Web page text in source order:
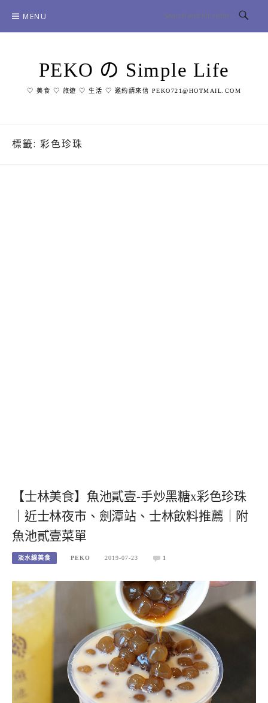
content
MENU
PEKO の Simple Life
♡ 美食 ♡ 旅遊 ♡ 生活 ♡ 邀約請來信 PEKO721@HOTMAIL.COM
標籤: 彩色珍珠
【士林美食】魚池貳壹-手炒黑糖x彩色珍珠
｜近士林夜市、劍潭站、士林飲料推薦｜附
魚池貳壹菜單
淡水線美食 PEKO 2019-07-23 1